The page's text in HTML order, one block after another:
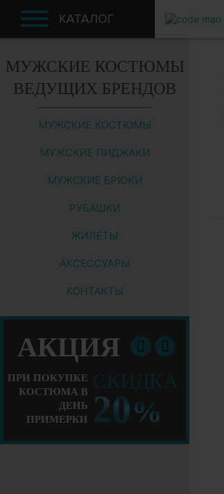
КАТАЛОГ
МУЖСКИЕ КОСТЮМЫ
ВЕДУЩИХ БРЕНДОВ
МУЖСКИЕ КОСТЮМЫ
МУЖСКИЕ ПИДЖАКИ
МУЖСКИЕ БРЮКИ
РУБАШКИ
ЖИЛЕТЫ
АКСЕССУАРЫ
КОНТАКТЫ
АКЦИЯ
ПРИ ПОКУПКЕ
КОСТЮМА В
ДЕНЬ
ПРИМЕРКИ
20%